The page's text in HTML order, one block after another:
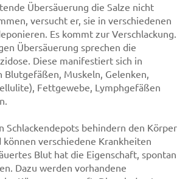
Übersäuerung die Salze nicht
versucht er, sie in verschiedenen
Es kommt zur Verschlackung.
Übersäuerung sprechen die
Diese manifestiert sich in
Blutgefäßen, Muskeln, Gelenken,
Fettgewebe, Lymphgefäßen
Schlackendepots behindern den Körper
verschiedene Krankheiten
Blut hat die Eigenschaft, spontan
Dazu werden vorhandene